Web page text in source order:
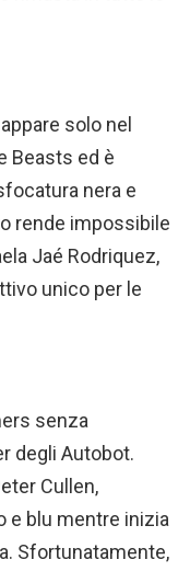
solo nel
Beasts ed è
nera e
rende impossibile
Jaé Rodriquez,
unico per le
senza
degli Autobot.
Cullen,
e blu mentre inizia
Sfortunatamente,